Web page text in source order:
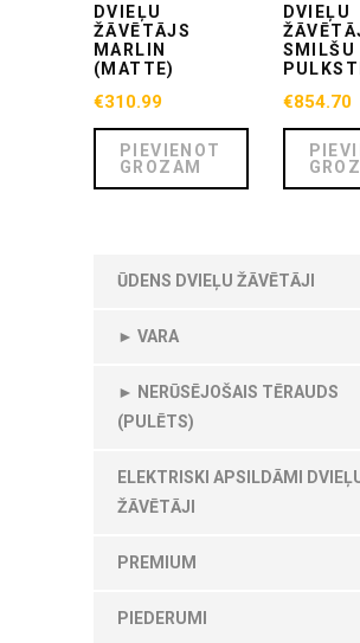
DVIEĻU
ŽĀVĒTĀJS
MARLIN
(MATTE)
€310.99
PIEVIENOT
GROZAM
DVIEĻU
SMILŠU
€854.70
ŪDENS DVIEĻU ŽĀVĒTĀJI
► VARA
► NERŪSĒJOŠAIS TĒRAUDS
(PULĒTS)
ELEKTRISKI APSILDĀMI
ŽĀVĒTĀJI
PREMIUM
PIEDERUMI